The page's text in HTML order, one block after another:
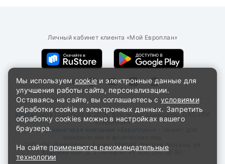
Мы используем cookie и электронные данные для
улучшения работы сайта, персонализации.
Оставаясь на сайте, вы соглашаетесь с условиями
обработки cookie и электронных данных. Запретить
обработку cookies можно в настройках вашего
браузера.
На сайте применяются рекомендательные
технологии
Карта сайта
Copyright © 2026. Все права защищены. ПАО «ЛК
«Европлан»
ПАО «Лизинговая компания «Европлан»»
ПАО «ЛК «Европлан», Адрес:119049,Россия ,Москва
ул.
Коровий Вал, д. 5 Телефон:+7 800 250 80 80
Личный кабинет клиента «Мой Европлан»